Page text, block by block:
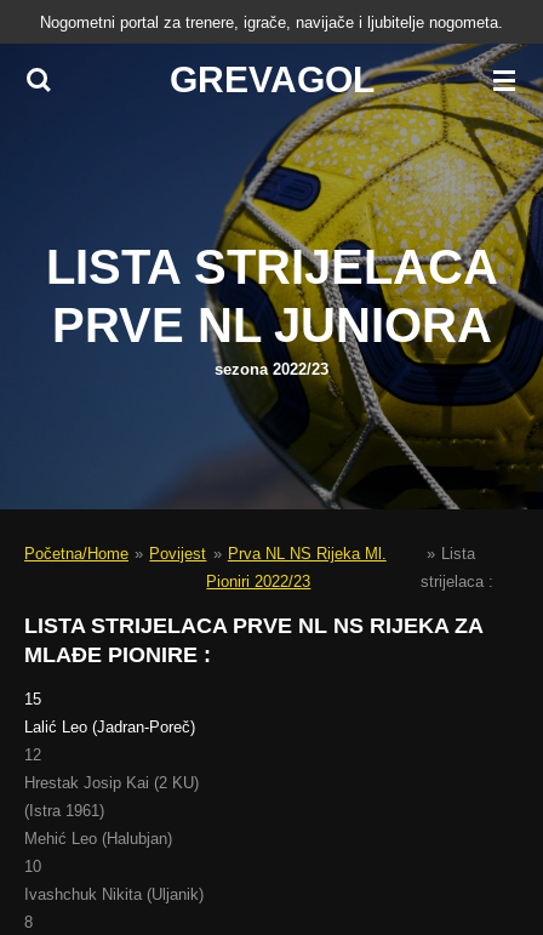
Skip
main
GREVAGOL
Nogometni portal za trenere, igrače, navijače i ljubitelje nogometa.
LISTA STRIJELACA
PRVE NL JUNIORA
sezona 2022/23
Početna/Home » Povijest » Prva NL NS Rijeka Ml.
Pioniri 2022/23
» Lista
strijelaca :
LISTA STRIJELACA PRVE NL NS RIJEKA ZA
MLAĐE PIONIRE :
15
Lalić Leo (Jadran-Poreč)
12
Hrestak Josip Kai (2 KU)
(Istra 1961)
Mehić Leo (Halubjan)
10
Ivashchuk Nikita (Uljanik)
8